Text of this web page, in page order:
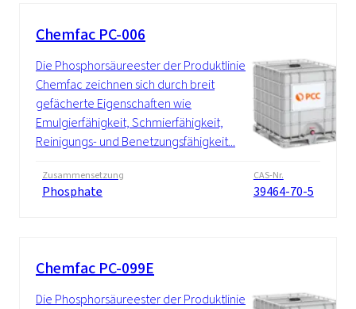
Chemfac PC-006
Die Phosphorsäureester der Produktlinie
Chemfac zeichnen sich durch breit
gefächerte Eigenschaften wie
Emulgierfähigkeit, Schmierfähigkeit,
Reinigungs- und Benetzungsfähigkeit...
Zusammensetzung
Phosphate
CAS-Nr.
39464-70-5
Chemfac PC-099E
Die Phosphorsäureester der Produktlinie